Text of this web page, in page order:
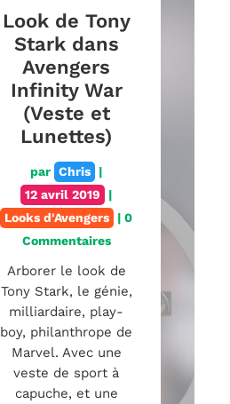
Look de Tony
Stark dans
Avengers
Infinity War
(Veste et
Lunettes)
par Chris
|
12 avril 2019
|
Looks d'Avengers
| 0
Commentaires
Arborer le look de
Tony Stark, le génie,
milliardaire, play-
boy, philanthrope de
Marvel. Avec une
veste de sport à
capuche, et une